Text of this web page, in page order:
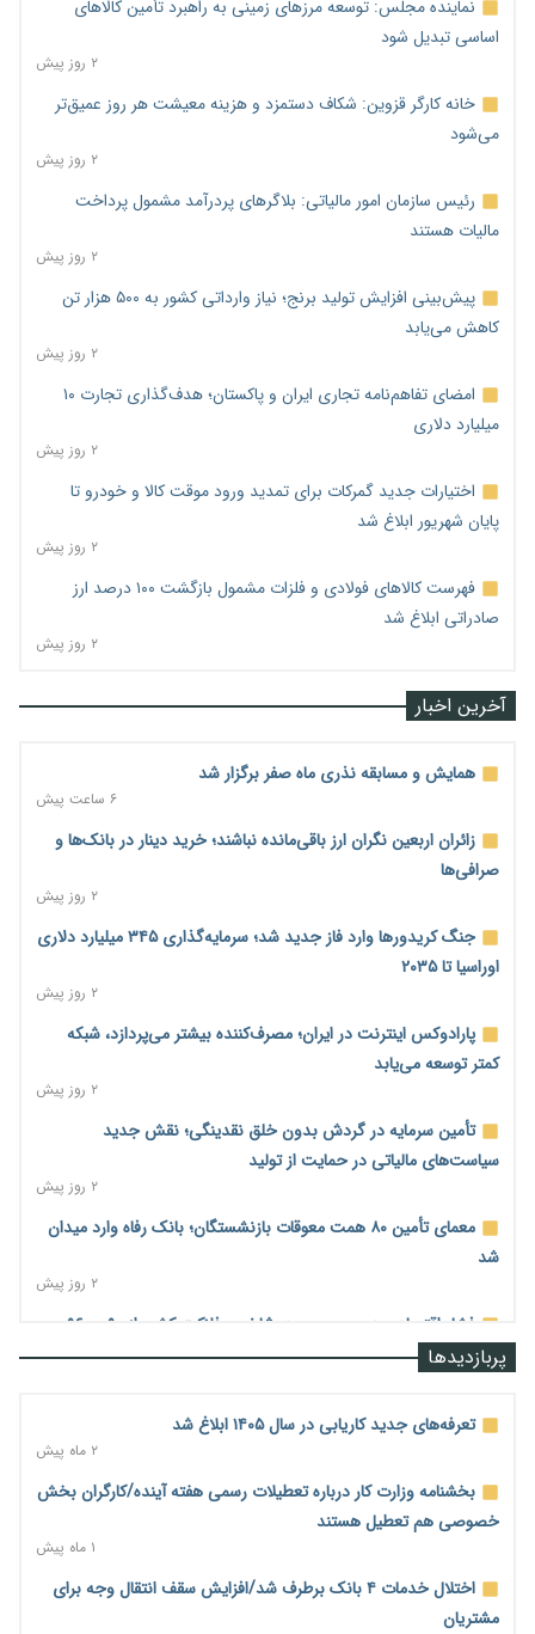
نماینده مجلس: توسعه مرزهای زمینی به راهبرد تأمین کالاهای
اساسی تبدیل شود
۲ روز پیش
خانه کارگر قزوین: شکاف دستمزد و هزینه معیشت هر روز عمیق‌تر
می‌شود
۲ روز پیش
رئیس سازمان امور مالیاتی: بلاگرهای پردرآمد مشمول پرداخت
مالیات هستند
۲ روز پیش
پیش‌بینی افزایش تولید برنج؛ نیاز وارداتی کشور به ۵۰۰ هزار تن
کاهش می‌یابد
۲ روز پیش
امضای تفاهم‌نامه تجاری ایران و پاکستان؛ هدف‌گذاری تجارت ۱۰
میلیارد دلاری
۲ روز پیش
اختیارات جدید گمرکات برای تمدید ورود موقت کالا و خودرو تا
پایان شهریور ابلاغ شد
۲ روز پیش
فهرست کالاهای فولادی و فلزات مشمول بازگشت ۱۰۰ درصد ارز
صادراتی ابلاغ شد
۲ روز پیش
آخرین اخبار
همایش و مسابقه نذری ماه صفر برگزار شد
۶ ساعت پیش
زائران اربعین نگران ارز باقی‌مانده نباشند؛ خرید دینار در بانک‌ها و
صرافی‌ها
۲ روز پیش
جنگ کریدورها وارد فاز جدید شد؛ سرمایه‌گذاری ۳۴۵ میلیارد دلاری
اوراسیا تا ۲۰۳۵
۲ روز پیش
پارادوکس اینترنت در ایران؛ مصرف‌کننده بیشتر می‌پردازد، شبکه
کمتر توسعه می‌یابد
۲ روز پیش
تأمین سرمایه در گردش بدون خلق نقدینگی؛ نقش جدید
سیاست‌های مالیاتی در حمایت از تولید
۲ روز پیش
معمای تأمین ۸۰ همت معوقات بازنشستگان؛ بانک رفاه وارد میدان
شد
۲ روز پیش
فشار اقتصادی در مسیر صعود؛ شاخص فلاکت کشور از ۹۰ به ۹۶
درصد رسید
رشد ۷۵ هزار میلیاردی بازار خرید اعتباری؛ فین‌تک‌ها وارد میدان
احتمال اختلال ۲۴ ساعته در سامانه‌های تأمین اجتماعی
۲ روز پیش
آغاز اجرای پایلوت «ردا کارت» برای دانشجویان تحصیلات تکمیلی
پربازدیدها
تعرفه‌های جدید کاریابی در سال ۱۴۰۵ ابلاغ شد
۲ ماه پیش
بخشنامه وزارت کار درباره تعطیلات رسمی هفته آینده/کارگران بخش
خصوصی هم تعطیل هستند
۱ ماه پیش
اختلال خدمات ۴ بانک برطرف شد/افزایش سقف انتقال وجه برای
مشتریان